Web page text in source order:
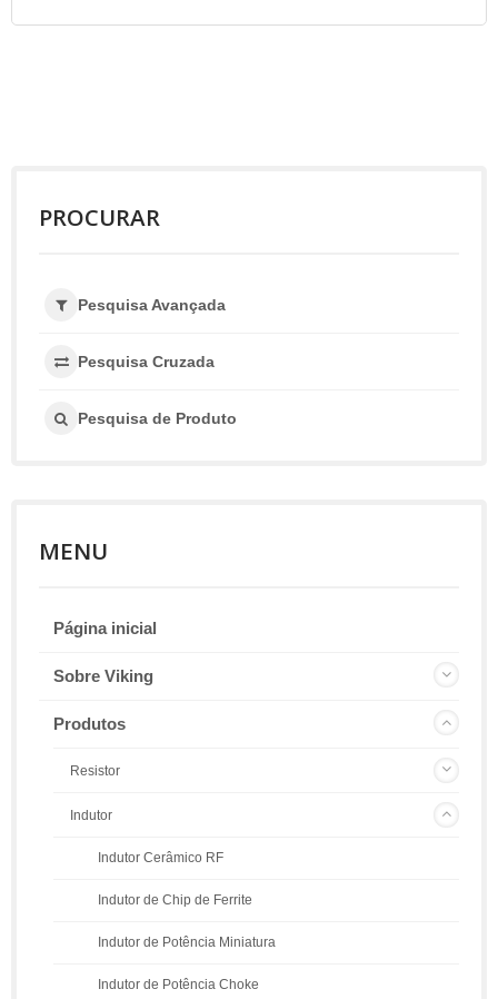
PROCURAR
Pesquisa Avançada
Pesquisa Cruzada
Pesquisa de Produto
MENU
Página inicial
Sobre Viking
Produtos
Resistor
Indutor
Indutor Cerâmico RF
Indutor de Chip de Ferrite
Indutor de Potência Miniatura
Indutor de Potência Choke